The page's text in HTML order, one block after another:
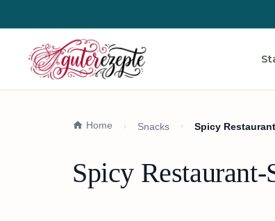
Home Snacks Spicy
Spicy